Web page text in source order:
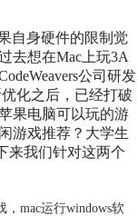
自身硬件的限制觉
去想在Mac上玩3A
公司研发
化之后，已经打破
果电脑可以玩的游
游戏推荐？大学生
来我们针对这两个
， mac运行windows软